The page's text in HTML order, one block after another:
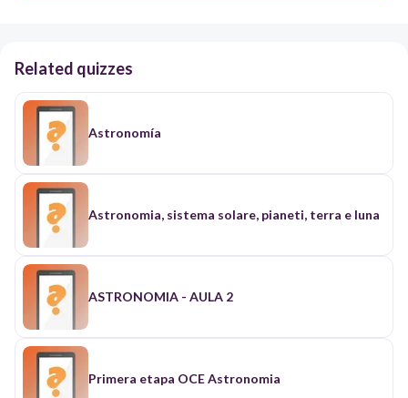
Related quizzes
Astronomía
Astronomia, sistema solare, pianeti, terra e luna
ASTRONOMIA - AULA 2
Primera etapa OCE Astronomia